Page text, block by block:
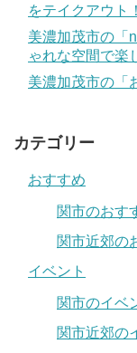
をテイクアウト！
美濃加茂市の「
ゃれな空間で楽
美濃加茂市の「
カテゴリー
おすすめ
関市のおす
関市近郊の
イベント
関市のイベ
関市近郊の